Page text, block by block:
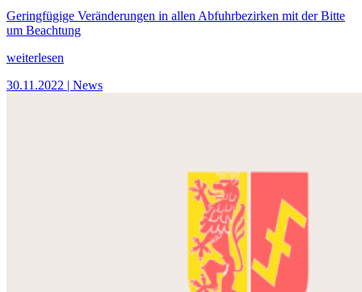
Geringfügige Veränderungen in allen Abfuhrbezirken mit der Bitte
um Beachtung
weiterlesen
30.11.2022 | News